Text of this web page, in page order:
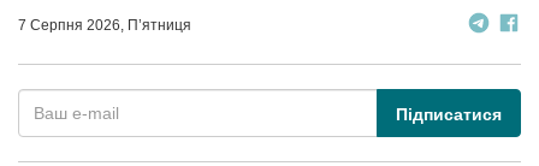
7 Серпня 2026, П’ятниця
Підписатися